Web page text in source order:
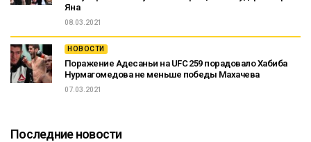
Яна
08.03.2021
НОВОСТИ
Поражение Адесаньи на UFC 259 порадовало Хабиба
Нурмагомедова не меньше победы Махачева
07.03.2021
Последние новости